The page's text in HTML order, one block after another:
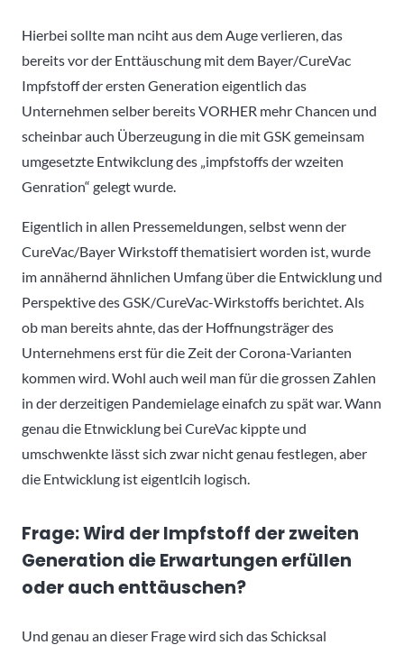
Hierbei sollte man nciht aus dem Auge verlieren, das
bereits vor der Enttäuschung mit dem Bayer/CureVac
Impfstoff der ersten Generation eigentlich das
Unternehmen selber bereits VORHER mehr Chancen und
scheinbar auch Überzeugung in die mit GSK gemeinsam
umgesetzte Entwikclung des „impfstoffs der wzeiten
Genration“ gelegt wurde.
Eigentlich in allen Pressemeldungen, selbst wenn der
CureVac/Bayer Wirkstoff thematisiert worden ist, wurde
im annähernd ähnlichen Umfang über die Entwicklung und
Perspektive des GSK/CureVac-Wirkstoffs berichtet. Als
ob man bereits ahnte, das der Hoffnungsträger des
Unternehmens erst für die Zeit der Corona-Varianten
kommen wird. Wohl auch weil man für die grossen Zahlen
in der derzeitigen Pandemielage einafch zu spät war. Wann
genau die Etnwicklung bei CureVac kippte und
umschwenkte lässt sich zwar nicht genau festlegen, aber
die Entwicklung ist eigentlcih logisch.
Frage: Wird der Impfstoff der zweiten
Generation die Erwartungen erfüllen
oder auch enttäuschen?
Und genau an dieser Frage wird sich das Schicksal